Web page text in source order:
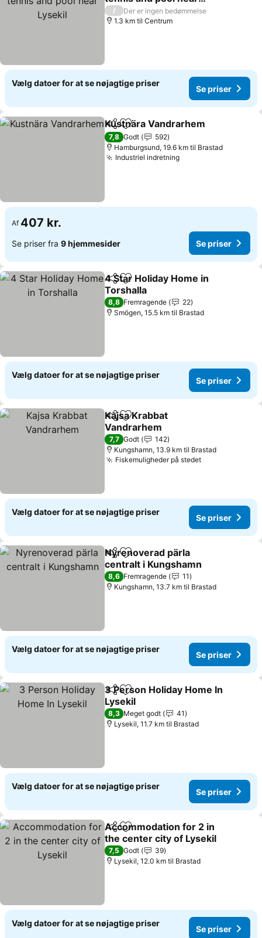
Lysekil
Se priser
/
Der er ingen bedømmelse
1.3 km til Centrum
Vælg datoer for at se nøjagtige priser
Se priser
Del Føj til favoritter
Kustnära Vandrarhem
7,8 Godt
592
Hamburgsund, 19.6 km til Brastad
Industriel indretningSe priser
Af 407 kr.
Se priser fra 9 hjemmesider Se priser
Del Føj til favoritter
4 Star Holiday Home in
Torshalla
Se priser
8,8 Fremragende
22
Smögen, 15.5 km til Brastad
Vælg datoer for at se nøjagtige priser
Se priser
Del Føj til favoritter
Kajsa Krabbat
Vandrarhem
Se priser
7,7 Godt
142
Kungshamn, 13.9 km til Brastad
Fiskemuligheder på stedetSe priser
Vælg datoer for at se nøjagtige priser
Se priser
Del Føj til favoritter
Nyrenoverad pärla
centralt i Kungshamn
Se priser
8,6 Fremragende
11
Kungshamn, 13.7 km til Brastad
Vælg datoer for at se nøjagtige priser
Se priser
Del Føj til favoritter
3 Person Holiday Home In
Lysekil
Se priser
8,3 Meget godt
41
Lysekil, 11.7 km til Brastad
Vælg datoer for at se nøjagtige priser
Se priser
Del Føj til favoritter
Accommodation for 2 in
the center city of Lysekil
Se priser
7,5 Godt
39
Lysekil, 12.0 km til Brastad
Vælg datoer for at se nøjagtige priser
Se priser